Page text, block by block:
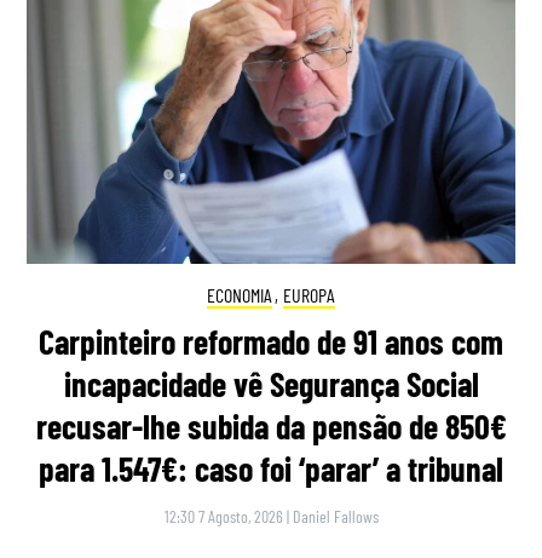
ECONOMIA , EUROPA
Carpinteiro reformado de 91 anos com
incapacidade vê Segurança Social
recusar-lhe subida da pensão de 850€
para 1.547€: caso foi ‘parar’ a tribunal
12:30 7 Agosto, 2026 | Daniel Fallows